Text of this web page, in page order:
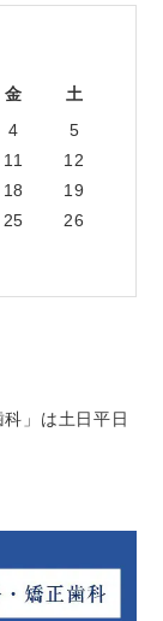
金
土
4
5
11
12
18
19
25
26
」は土日平日